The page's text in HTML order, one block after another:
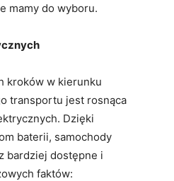
mamy do wyboru.
kroków w kierunku
transportu jest⁢ rosnąca
Dzięki
baterii, samochody
bardziej dostępne i
‌faktów: